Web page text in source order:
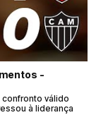
-
válido
à liderança